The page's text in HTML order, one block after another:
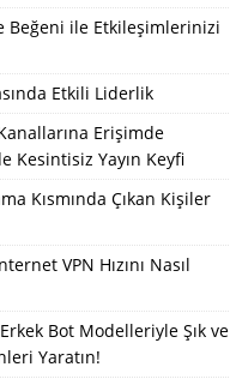
Beğeni ile Etkileşimlerinizi
Etkili Liderlik
Erişimde
Kesintisiz Yayın Keyfi
Kısmında Çıkan Kişiler
VPN Hızını Nasıl
Bot Modelleriyle Şık ve
Yaratın!